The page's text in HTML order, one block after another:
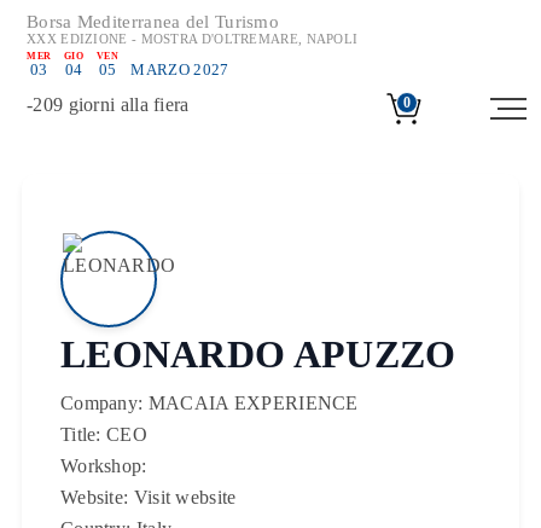
Borsa Mediterranea del Turismo
XXX EDIZIONE - MOSTRA D'OLTREMARE, NAPOLI
MER
03
GIO
04
VEN
05 MARZO 2027
-209 giorni alla fiera 0
LEONARDO APUZZO
Company: MACAIA EXPERIENCE
Title: CEO
Workshop:
Website: Visit website